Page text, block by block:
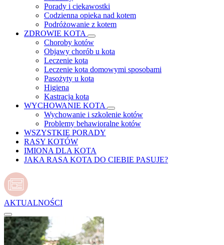
Porady i ciekawostki
Codzienna opieka nad kotem
Podróżowanie z kotem
ZDROWIE KOTA
Choroby kotów
Objawy chorób u kota
Leczenie kota
Leczenie kota domowymi sposobami
Pasożyty u kota
Higiena
Kastracja kota
WYCHOWANIE KOTA
Wychowanie i szkolenie kotów
Problemy behawioralne kotów
WSZYSTKIE PORADY
RASY KOTÓW
IMIONA DLA KOTA
JAKA RASA KOTA DO CIEBIE PASUJE?
AKTUALNOŚCI